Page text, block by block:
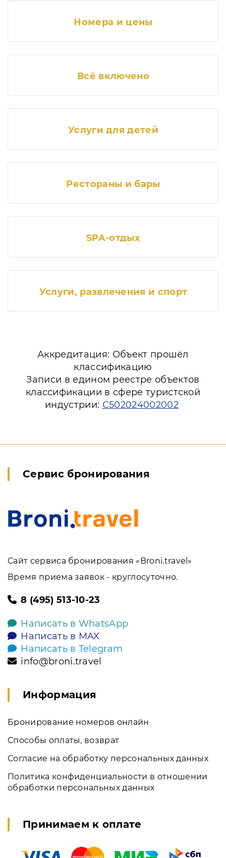
Номера и цены
Всё включено
Услуги для детей
Рестораны и бары
SPA-отдых
Услуги, развлечения и спорт
Аккредитация: Объект прошёл
классификацию
Записи в едином реестре объектов
классификации в сфере туристской
индустрии: С502024002002
Сервис бронирования
Сайт сервиса бронирования «Broni.travel»
Время приема заявок - круглосуточно.
8 (495) 513-10-23
Написать в WhatsApp
Написать в MAX
Написать в Telegram
info@broni.travel
Информация
Бронирование номеров онлайн
Способы оплаты, возврат
Согласие на обработку персональных данных
Политика конфиденциальности в отношении
обработки персональных данных
Принимаем к оплате